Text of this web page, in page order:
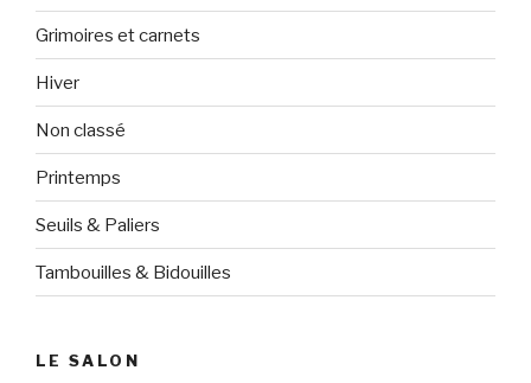
Grimoires et carnets
Hiver
Non classé
Printemps
Seuils & Paliers
Tambouilles & Bidouilles
LE SALON